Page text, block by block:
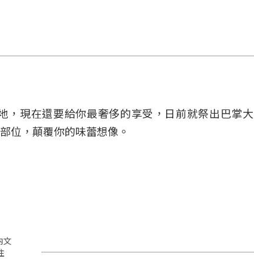
，現在還要給你最奢侈的享受，日前就祭出巴掌
位，顛覆你的味蕾想像。
文